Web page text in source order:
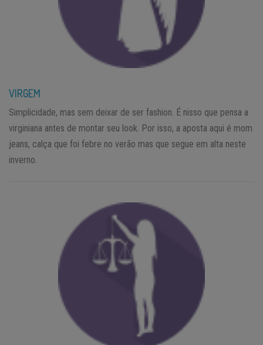
VIRGEM
Simplicidade, mas sem deixar de ser fashion. É nisso que pensa a
virginiana antes de montar seu look. Por isso, a aposta aqui é mom
jeans, calça que foi febre no verão mas que segue em alta neste
inverno.